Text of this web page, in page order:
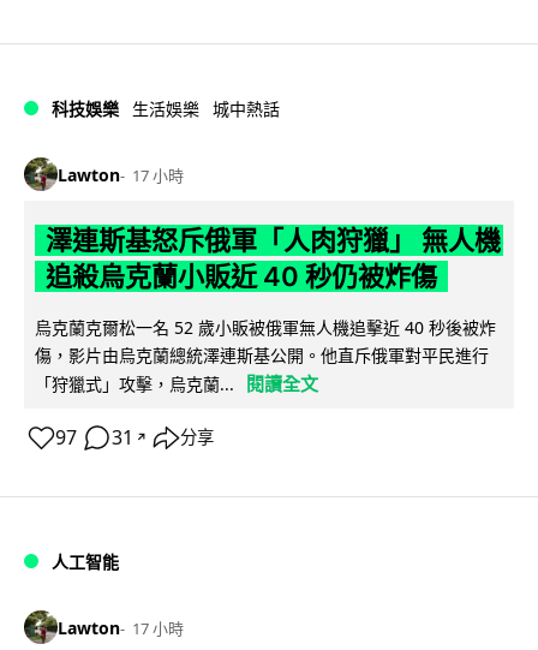
科技娛樂 生活娛樂 城中熱話
Lawton 17 小時
澤連斯基怒斥俄軍「人肉狩獵」 無人機
追殺烏克蘭小販近 40 秒仍被炸傷
烏克蘭克爾松一名 52 歲小販被俄軍無人機追擊近 40 秒後被炸
傷，影片由烏克蘭總統澤連斯基公開。他直斥俄軍對平民進行
「狩獵式」攻擊，烏克蘭...
閱讀全文
97 31 ↗ 分享
人工智能
Lawton 17 小時